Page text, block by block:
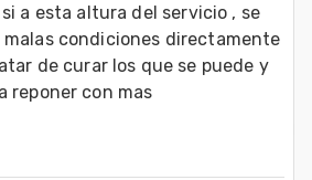
a esta altura del servicio , se
condiciones directamente
de curar los que se puede y
reponer con mas